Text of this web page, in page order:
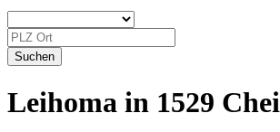
Leihoma in 1529